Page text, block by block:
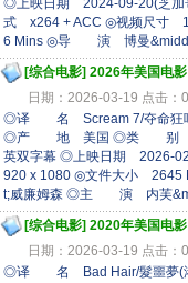
◎上映日期 2024-09-20(芝加
式 x264 + ACC ◎视频尺
6 Mins ◎导 演 博曼
[综合电影] 2026年美国电
日期：2026-03-19 点击：0
◎译 名 Scream 7/夺命
◎产 地 美国 ◎类 别
英双字幕 ◎上映日期 2026-
920 x 1080 ◎文件大小
t;威廉姆森 ◎主 演 内芙
[综合电影] 2020年美国电
日期：2026-03-19 点击：0
◎译 名 Bad Hair/髮噩